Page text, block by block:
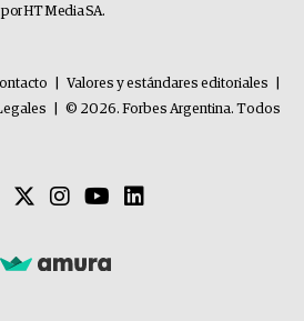
HT Media SA.
Valores y estándares editoriales
© 2026. Forbes Argentina. Todos